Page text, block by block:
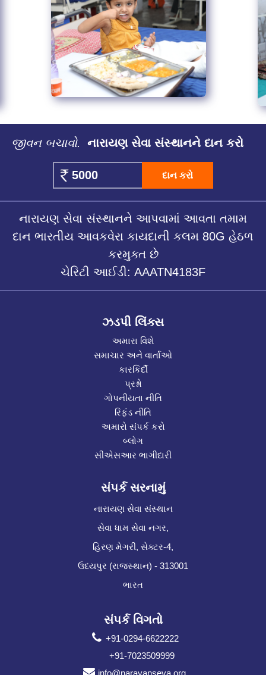
જીવન બચાવો. નારાયણ સેવા સંસ્થાનને દાન કરો
દાન કરો
નારાયણ સેવા સંસ્થાનને આપવામાં આવતા તમામ
દાન ભારતીય આવકવેરા કાયદાની કલમ 80G હેઠળ
કરમુક્ત છે
ચેરિટી આઈડી: AAATN4183F
ઝડપી લિંક્સ
અમારા વિશે
સમાચાર અને વાર્તાઓ
કારકિર્દી
પ્રશ્નો
ગોપનીયતા નીતિ
રિફંડ નીતિ
અમારો સંપર્ક કરો
બ્લોગ
સીએસઆર ભાગીદારી
સંપર્ક સરનામું
નારાયણ સેવા સંસ્થાન
સેવા ધામ સેવા નગર,
હિરણ મેગરી, સેક્ટર-4,
ઉદયપુર (રાજસ્થાન) - 313001
ભારત
સંપર્ક વિગતો
+91-0294-6622222
+91-7023509999